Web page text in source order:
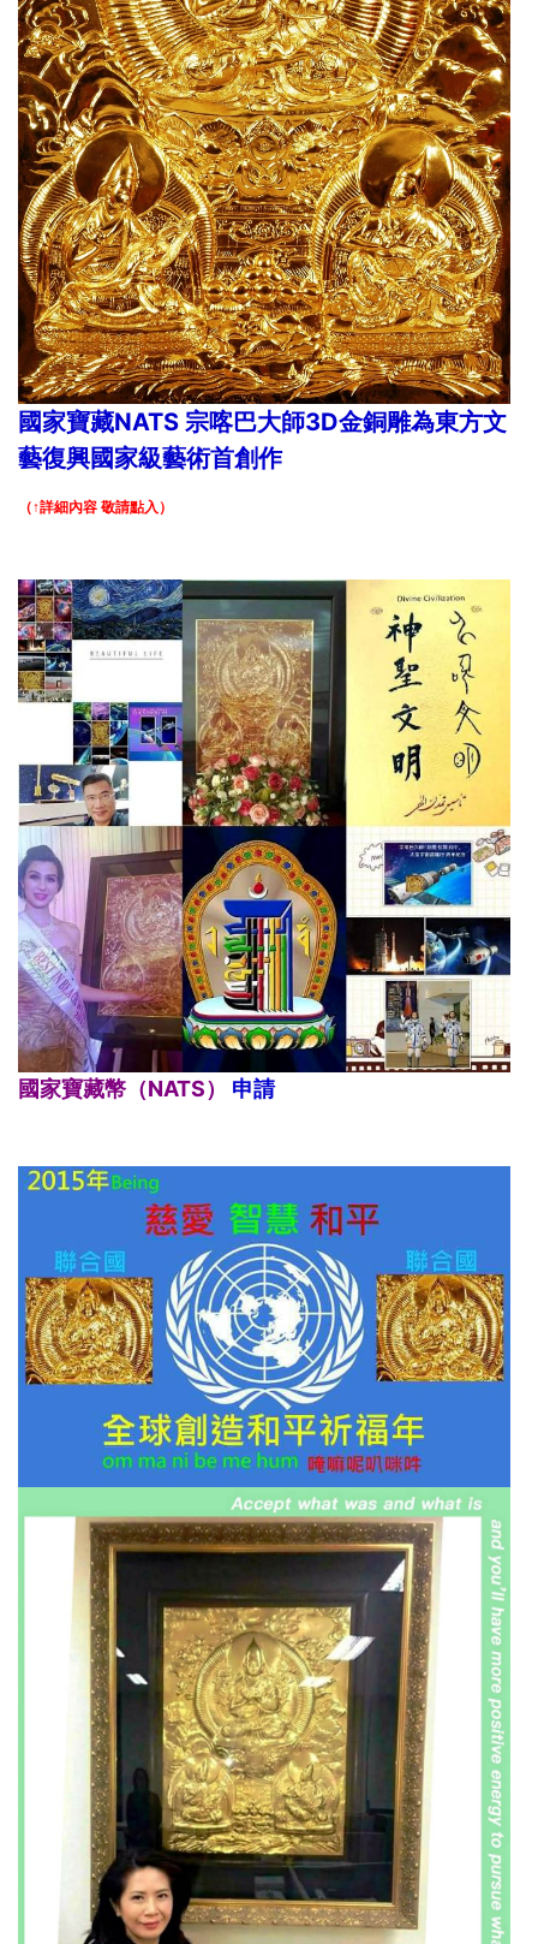
國家寶藏NATS 宗喀巴大師3D金銅雕為東方文
藝復興國家級藝術首創作
（↑詳細內容 敬請點入）
國家寶藏幣（NATS） 申請